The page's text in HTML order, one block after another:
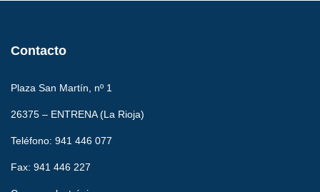
Contacto
Plaza San Martín, nº 1
26375 – ENTRENA (La Rioja)
Teléfono: 941 446 077
Fax: 941 446 227